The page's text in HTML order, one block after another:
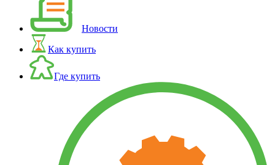
Новости
Как купить
Где купить